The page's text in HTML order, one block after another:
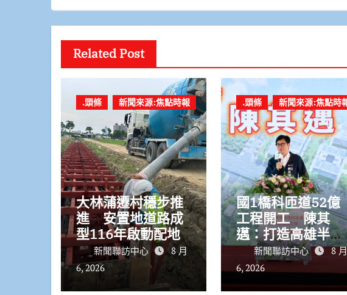
Related Post
.頭條 新聞來源:焦點時報
大林蒲遷村穩步推
進 安置地道路成
型116年啟動配地
新聞聯訪中心
8 月
6, 2026
.頭條 新聞來源:焦點時
國1橋科匝道52億
工程開工 陳其
邁：打造高雄半導
體S廊帶交通命脈
新聞聯訪中心
8 月
6, 2026